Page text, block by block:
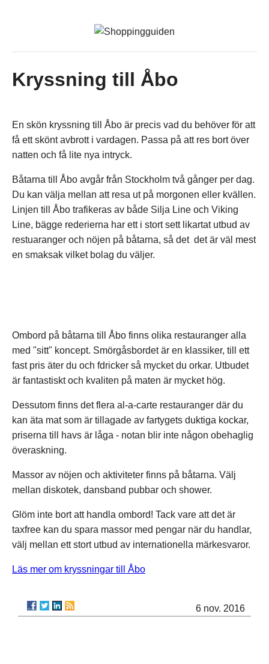
Kryssning till Åbo
En skön kryssning till Åbo är precis vad du behöver för att
få ett skönt avbrott i vardagen. Passa på att res bort över
natten och få lite nya intryck.
Båtarna till Åbo avgår från Stockholm två gånger per dag.
Du kan välja mellan att resa ut på morgonen eller kvällen.
Linjen till Åbo trafikeras av både Silja Line och Viking
Line, bägge rederierna har ett i stort sett likartat utbud av
restuaranger och nöjen på båtarna, så det det är väl mest
en smaksak vilket bolag du väljer.
Ombord på båtarna till Åbo finns olika restauranger alla
med "sitt" koncept. Smörgåsbordet är en klassiker, till ett
fast pris äter du och fdricker så mycket du orkar. Utbudet
är fantastiskt och kvaliten på maten är mycket hög.
Dessutom finns det flera al-a-carte restauranger där du
kan äta mat som är tillagade av fartygets duktiga kockar,
priserna till havs är låga - notan blir inte någon obehaglig
överaskning.
Massor av nöjen och aktiviteter finns på båtarna. Välj
mellan diskotek, dansband pubbar och shower.
Glöm inte bort att handla ombord! Tack vare att det är
taxfree kan du spara massor med pengar när du handlar,
välj mellan ett stort utbud av internationella märkesvaror.
Läs mer om kryssningar till Åbo
6 nov. 2016